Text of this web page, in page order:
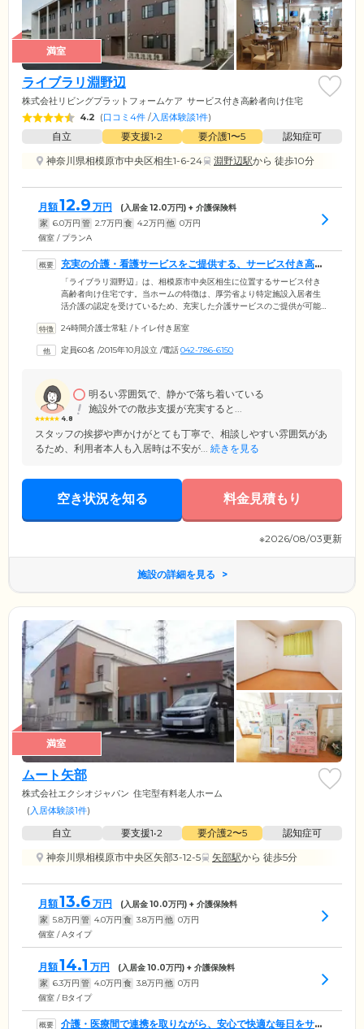
満室
ライブラリ淵野辺
株式会社リビングプラットフォームケア サービス付き高齢者向け住宅
4.2 (口コミ4件 /入居体験談1件)
自立 要支援1•2 要介護1〜5
認知症可
神奈川県相模原市中央区相生1-6-24
淵野辺駅から 徒歩10分
月額12.9 万円 (入居金12.0万円) + 介護保険料
家 6.0万円 管 2.7万円 食 4.2万円 他 0万円
個室 / プランA
充実の介護・看護サービスをご提供する、サービス付き高齢
者向け住宅です
「ライブラリ淵野辺」は、相模原市中央区相生に位置するサービス付き
高齢者向け住宅です。当ホームの特徴は、厚労省より特定施設入居者生
活介護の認定を受けているため、充実した介護サービスのご提供が可能
の方々。必要なサービスを受けながら、みなさま思いおもいに生活を送
した全室完全個室。各居室には、トイレ、洗面台、収納のほか、エアコ
24時間介護士常駐 /トイレ付き居室
定員60名 /2015年10月設立 /電話042-786-6150
4.8
明るい雰囲気で、静かで落ち着いている
施設外での散歩支援が充実すると...
スタッフの挨拶や声かけがとても丁寧で、相談しやすい雰囲気があ
るため、利用者本人も入居時は不安が... 続きを見る
空き状況を知る 料金見積もり
※2026/08/03更新
施設の詳細を見る
満室
ムート矢部
株式会社エクシオジャパン 住宅型有料老人ホーム
(入居体験談1件)
自立 要支援1•2 要介護2〜5
認知症可
神奈川県相模原市中央区矢部3-12-5
矢部駅から 徒歩5分
月額13.6 万円 (入居金10.0万円) + 介護保険料
家 5.8万円 管 4.0万円 食 3.8万円 他 0万円
個室 / Aタイプ
月額14.1 万円 (入居金10.0万円) + 介護保険料
家 6.3万円 管 4.0万円 食 3.8万円 他 0万円
個室 / Bタイプ
介護・医療間で連携を取りながら、安心で快適な毎日をサポ